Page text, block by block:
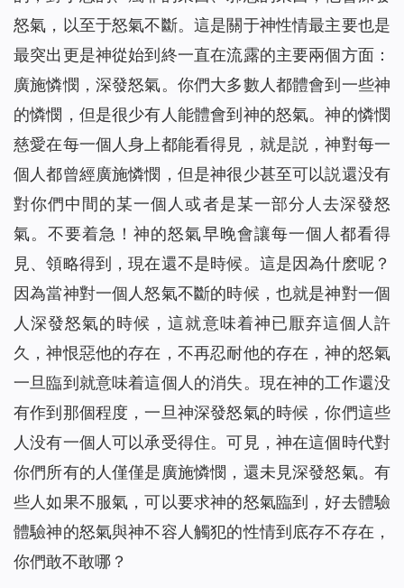
怒氣，以至于怒氣不斷。這是關于神性情最主要也是
最突出更是神從始到終一直在流露的主要兩個方面：
廣施憐憫，深發怒氣。你們大多數人都體會到一些神
的憐憫，但是很少有人能體會到神的怒氣。神的憐憫
慈愛在每一個人身上都能看得見，就是説，神對每一
個人都曾經廣施憐憫，但是神很少甚至可以説還没有
對你們中間的某一個人或者是某一部分人去深發怒
氣。不要着急！神的怒氣早晚會讓每一個人都看得
見、領略得到，現在還不是時候。這是因為什麽呢？
因為當神對一個人怒氣不斷的時候，也就是神對一個
人深發怒氣的時候，這就意味着神已厭弃這個人許
久，神恨惡他的存在，不再忍耐他的存在，神的怒氣
一旦臨到就意味着這個人的消失。現在神的工作還没
有作到那個程度，一旦神深發怒氣的時候，你們這些
人没有一個人可以承受得住。可見，神在這個時代對
你們所有的人僅僅是廣施憐憫，還未見深發怒氣。有
些人如果不服氣，可以要求神的怒氣臨到，好去體驗
體驗神的怒氣與神不容人觸犯的性情到底存不存在，
你們敢不敢哪？